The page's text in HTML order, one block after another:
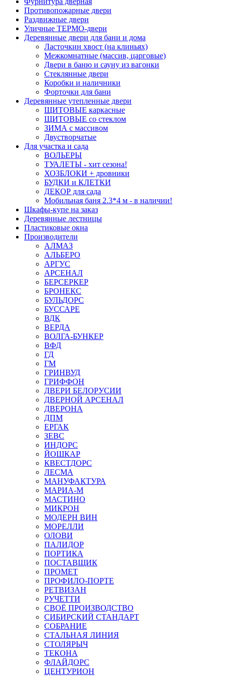
Противопожарные двери
Раздвижные двери
Уличные ТЕРМО-двери
Деревянные двери для бани и дома
Ласточкин хвост (на клиньях)
Межкомнатные (массив, царговые)
Двери в баню и сауну из вагонки
Стеклянные двери
Коробки и наличники
Форточки для бани
Деревянные утепленные двери
ЩИТОВЫЕ каркасные
ЩИТОВЫЕ со стеклом
ЗИМА с массивом
Двустворчатые
Для участка и сада
ВОЛЬЕРЫ
ТУАЛЕТЫ - хит сезона!
ХОЗБЛОКИ + дровники
БУДКИ и КЛЕТКИ
ДЕКОР для сада
Мобильная баня 2.3*4 м - в наличии!
Шкафы-купе на заказ
Деревянные лестницы
Пластиковые окна
Производители
АЛМАЗ
АЛЬБЕРО
АРГУС
АРСЕНАЛ
БЕРСЕРКЕР
БРОНЕКС
БУЛЬДОРС
БУССАРЕ
ВДК
ВЕРДА
ВОЛГА-БУНКЕР
ВФД
ГД
ГМ
ГРИНВУД
ГРИФФОН
ДВЕРИ БЕЛОРУСИИ
ДВЕРНОЙ АРСЕНАЛ
ДВЕРОНА
ДПМ
ЕРГАК
ЗЕВС
ИНДОРС
ЙОШКАР
КВЕСТДОРС
ЛЕСМА
МАНУФАКТУРА
МАРИА-М
МАСТИНО
МИКРОН
МОДЕРН ВИН
МОРЕЛЛИ
ОЛОВИ
ПАЛИДОР
ПОРТИКА
ПОСТАВЩИК
ПРОМЕТ
ПРОФИЛО-ПОРТЕ
РЕТВИЗАН
РУЧЕТТИ
СВОЁ ПРОИЗВОДСТВО
СИБИРСКИЙ СТАНДАРТ
СОБРАНИЕ
СТАЛЬНАЯ ЛИНИЯ
СТОЛЯРЫЧ
ТЕКОНА
ФЛАЙДОРС
ЦЕНТУРИОН